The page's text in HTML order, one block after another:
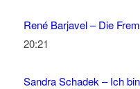
René Barjavel – Die
20:21
Sandra Schadek – Ich